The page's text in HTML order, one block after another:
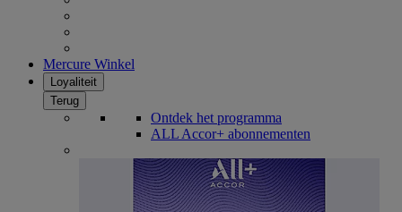
Mercure Winkel
Loyaliteit
Terug
Ontdek het programma
ALL Accor+ abonnementen